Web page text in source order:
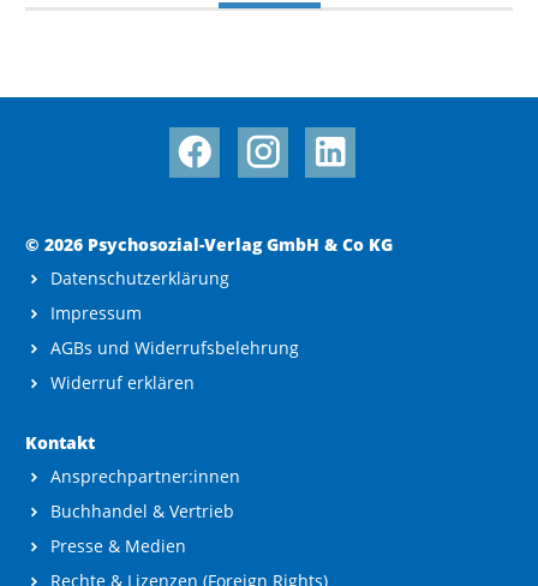
© 2026 Psychosozial-Verlag GmbH & Co KG
Datenschutzerklärung
Impressum
AGBs und Widerrufsbelehrung
Widerruf erklären
Kontakt
Ansprechpartner:innen
Buchhandel & Vertrieb
Presse & Medien
Rechte & Lizenzen (Foreign Rights)